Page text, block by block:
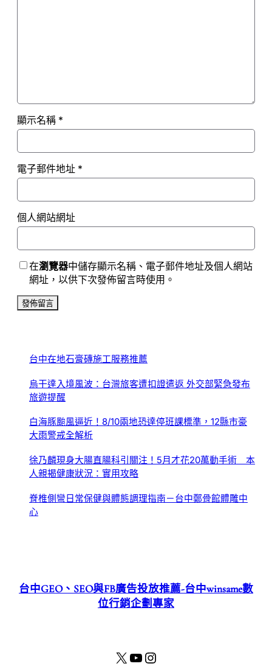
顯示名稱 *
電子郵件地址 *
個人網站網址
在瀏覽器中儲存顯示名稱、電子郵件地址及個人網站
網址，以供下次發佈留言時使用。
台中在地石膏磚施工服務推薦
烏干達入境風波：台灣旅客遭扣證遣返 外交部緊急發布
旅遊提醒
白海豚颱風逼近！8/10兩地恐達停班課標準，12縣市豪
大雨警戒全解析
徐乃麟現身大腸直腸科引關注！5月才花20萬動手術 本
人親揭健康狀況：實用攻略
脊椎側彎日常保健與體態調理指南－台中鄭骨館體雕中
心
台中GEO、SEO與FB廣告投放推薦-台中winsame數
位行銷企劃專家
X YouTube Instagram